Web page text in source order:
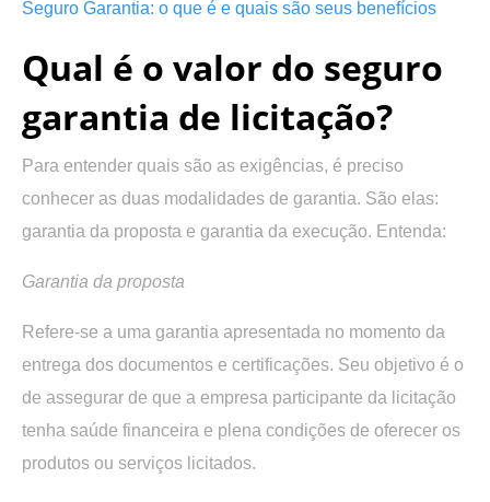
Seguro Garantia: o que é e quais são seus benefícios
Qual é o valor do seguro
garantia de licitação?
Para entender quais são as exigências, é preciso
conhecer as duas modalidades de garantia. São elas:
garantia da proposta e garantia da execução. Entenda:
Garantia da proposta
Refere-se a uma garantia apresentada no momento da
entrega dos documentos e certificações. Seu objetivo é o
de assegurar de que a empresa participante da licitação
tenha saúde financeira e plena condições de oferecer os
produtos ou serviços licitados.